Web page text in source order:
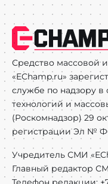
Средство массовой
«EChamp.ru»
службе по надзору
технологий и
(Роскомнадзор) 29
регистрации Эл №
Учредитель СМИ
Главный редактор